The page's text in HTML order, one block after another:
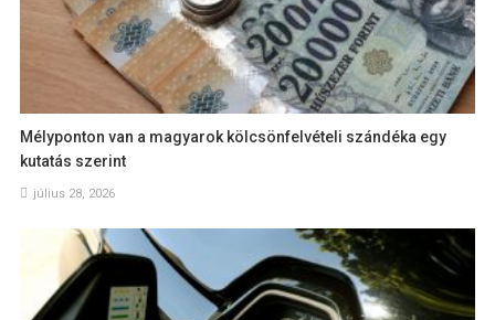
Mélyponton van a magyarok kölcsönfelvételi szándéka egy
kutatás szerint
július 28, 2026